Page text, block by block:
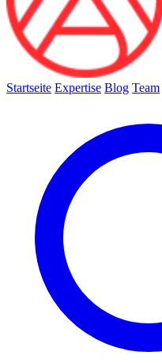
Startseite Expertise Blog Team